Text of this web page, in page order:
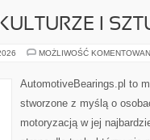
I
MOŻLIWOŚĆ
AutomotiveBearings.pl to
stworzone z myślą o
motoryzacją w jej